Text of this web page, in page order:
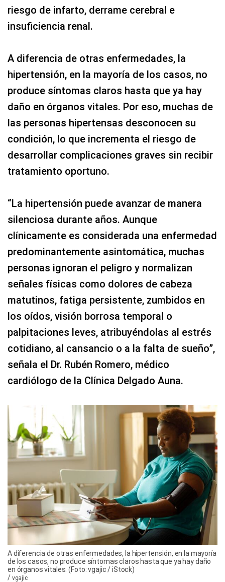
riesgo de infarto, derrame cerebral e
insuficiencia renal.
A diferencia de otras enfermedades, la
hipertensión, en la mayoría de los casos, no
produce síntomas claros hasta que ya hay
daño en órganos vitales. Por eso, muchas de
las personas hipertensas desconocen su
condición, lo que incrementa el riesgo de
desarrollar complicaciones graves sin recibir
tratamiento oportuno.
“La hipertensión puede avanzar de manera
silenciosa durante años. Aunque
clínicamente es considerada una enfermedad
predominantemente asintomática, muchas
personas ignoran el peligro y normalizan
señales físicas como dolores de cabeza
matutinos, fatiga persistente, zumbidos en
los oídos, visión borrosa temporal o
palpitaciones leves, atribuyéndolas al estrés
cotidiano, al cansancio o a la falta de sueño”,
señala el Dr. Rubén Romero, médico
cardiólogo de la Clínica Delgado Auna.
A diferencia de otras enfermedades, la hipertensión, en la mayoría
de los casos, no produce síntomas claros hasta que ya hay daño
en órganos vitales. (Foto: vgajic / iStock)
/ vgajic